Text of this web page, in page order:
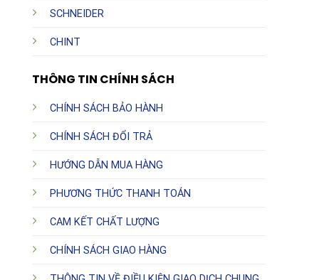
SCHNEIDER
CHINT
THÔNG TIN CHÍNH SÁCH
CHÍNH SÁCH BẢO HÀNH
CHÍNH SÁCH ĐỔI TRẢ
HƯỚNG DẪN MUA HÀNG
PHƯƠNG THỨC THANH TOÁN
CAM KẾT CHẤT LƯỢNG
CHÍNH SÁCH GIAO HÀNG